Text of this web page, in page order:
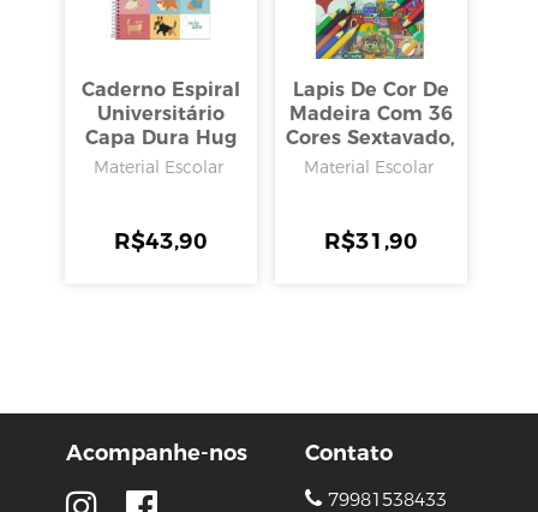
Caderno Espiral
Universitário
Capa Dura Hug
Me 16 Matérias
Material Escolar
R$43,90
Lapis De Cor De
Madeira Com 36
Cores Sextavado,
Brw
Material Escolar
R$31,90
Acompanhe-nos Contato
79981538433